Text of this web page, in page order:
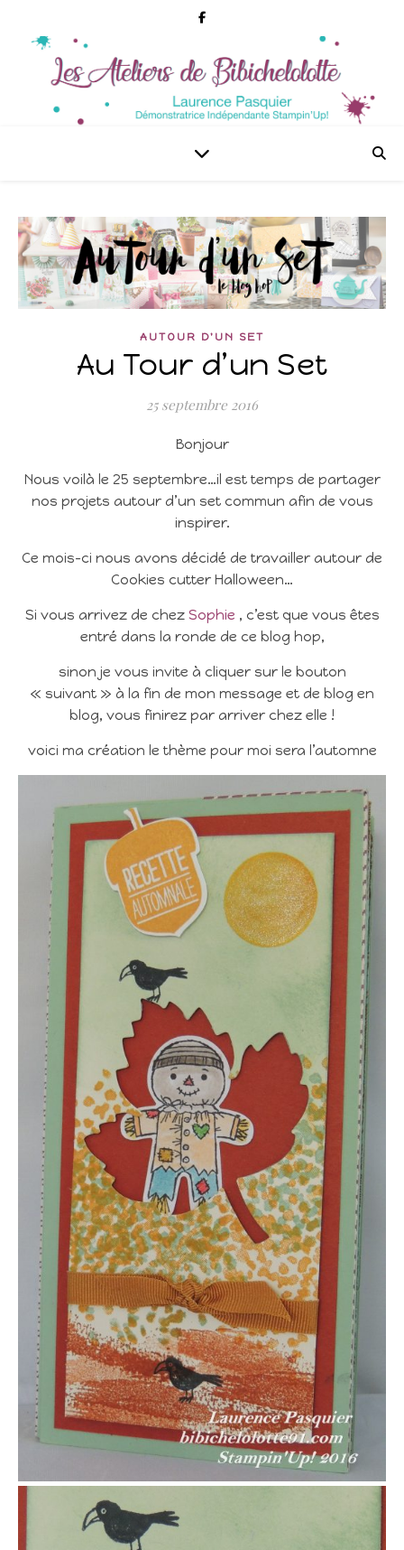
AUTOUR D'UN SET
Au Tour d’un Set
25 septembre 2016
Bonjour
Nous voilà le 25 septembre…il est temps de partager
nos projets autour d’un set commun afin de vous
inspirer.
Ce mois-ci nous avons décidé de travailler autour de
Cookies cutter Halloween…
Si vous arrivez de chez Sophie , c’est que vous êtes
entré dans la ronde de ce blog hop,
sinon je vous invite à cliquer sur le bouton
« suivant » à la fin de mon message et de blog en
blog, vous finirez par arriver chez elle !
voici ma création le thème pour moi sera l’automne